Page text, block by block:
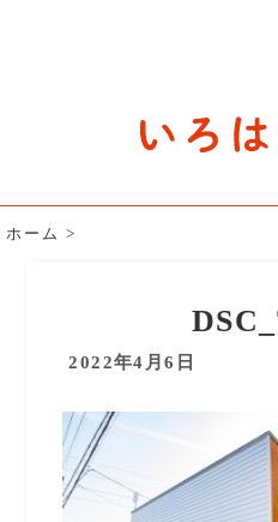
ホーム >
2022年4月6日